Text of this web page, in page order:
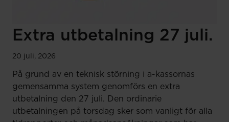
Extra utbetalning 27 juli.
20 juli, 2026
På grund av en teknisk störning i a-kassornas
gemensamma system genomförs en extra
utbetalning den 27 juli. Den ordinarie
utbetalningen på torsdag sker som vanligt för alla